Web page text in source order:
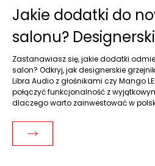
Jakie dodatki do
salonu?
Zastanawiasz się, jakie dodatki
salon? Odkryj, jak designerskie
Libra Audio z głośnikami czy Mango
połączyć funkcjonalność z
dlaczego warto zainwestować w
Czytaj dalej